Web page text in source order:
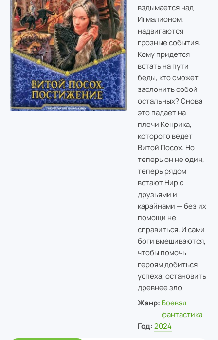
вздымается над
Игмалионом,
надвигаются
грозные события.
Кому придется
встать на пути
беды, кто сможет
заслонить собой
остальных? Снова
это падает на
плечи Кенрика,
которого ведет
Витой Посох. Но
теперь он не один,
теперь рядом
встают Нир с
друзьями и
карайнами — без их
помощи не
справиться. И сами
боги вмешиваются,
чтобы помочь
героям добиться
успеха, остановить
древнее зло
Жанр: Боевая
фантастика
Год: 2024